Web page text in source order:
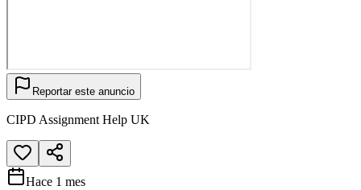
Reportar este anuncio
CIPD Assignment Help UK
Hace 1 mes